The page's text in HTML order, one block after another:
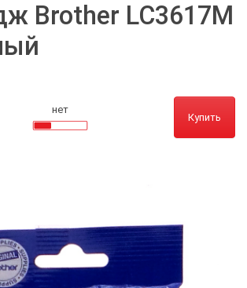
Brother LC3617M
нет
Купить